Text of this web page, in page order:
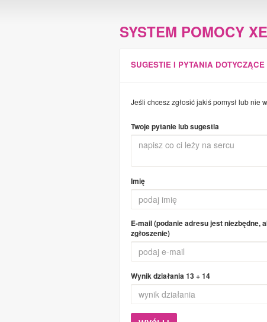
SYSTEM POMOCY
SUGESTIE I PYTANIA
Jeśli chcesz zgłosić jakiś pomysł lub nie
Twoje pytanie lub sugestia
Imię
E-mail (podanie adresu jest niezbędne,
zgłoszenie)
Wynik działania13 + 14